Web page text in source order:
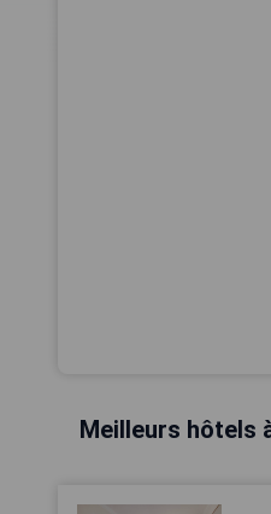
Meilleurs hôtels